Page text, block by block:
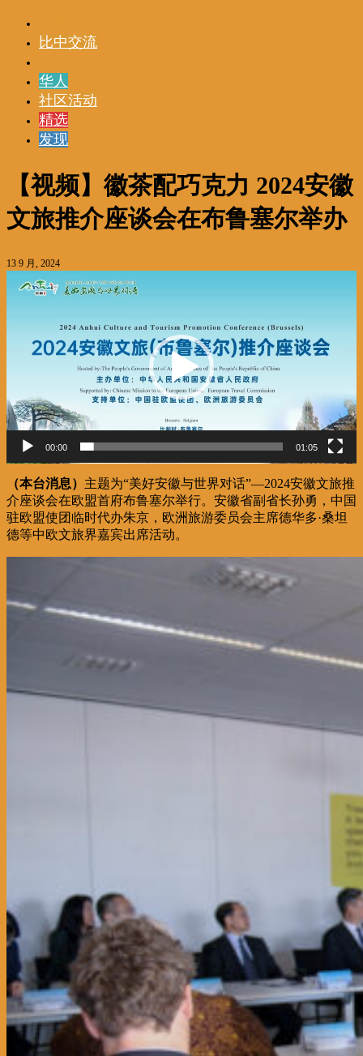
比中交流
华人
社区活动
精选
发现
【视频】徽茶配巧克力 2024安徽
文旅推介座谈会在布鲁塞尔举办
13 9 月, 2024
00:00 01:05
（本台消息） 主题为“美好安徽与世界对话”—2024安徽文旅推
介座谈会在欧盟首府布鲁塞尔举行。安徽省副省长孙勇，中国
驻欧盟使团临时代办朱京，欧洲旅游委员会主席德华多·桑坦
德等中欧文旅界嘉宾出席活动。